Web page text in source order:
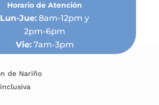
Horario de Atención
Lun-Jue: 8am-12pm y
2pm-6pm
Vie:7am-3pm
de Nariño